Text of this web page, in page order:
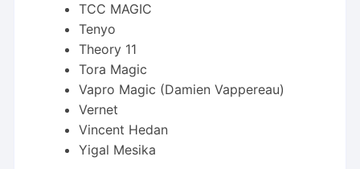
TCC MAGIC
Tenyo
Theory 11
Tora Magic
Vapro Magic (Damien Vappereau)
Vernet
Vincent Hedan
Yigal Mesika